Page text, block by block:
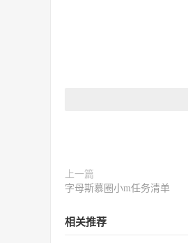
上一篇
字母斯慕圈小m任务清单
相关推荐